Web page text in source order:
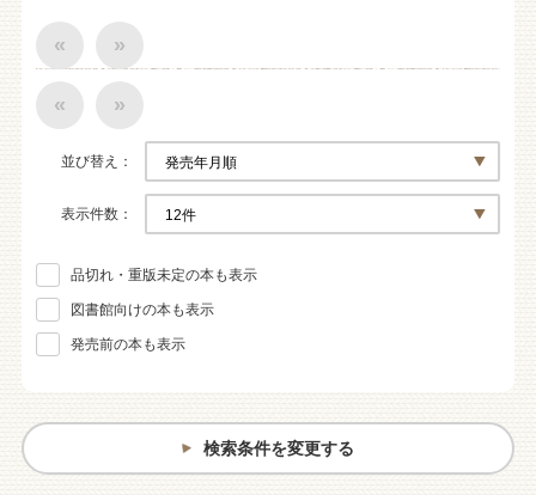
« »
« »
並び替え
表示件数
品切れ・重版未定の本も表示
図書館向けの本も表示
発売前の本も表示
検索条件を変更する